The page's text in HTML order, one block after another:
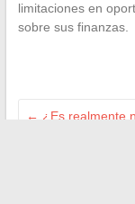
limitaciones en
sobre sus finanzas.
← ¿Es realmente